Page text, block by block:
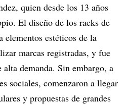
quien desde los 13 años
El diseño de los racks de
elementos estéticos de la
marcas registradas, y fue
demanda. Sin embargo, a
sociales, comenzaron a llegar
y propuestas de grandes